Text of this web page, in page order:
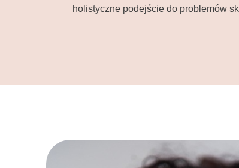
holistyczne podejście do problemów